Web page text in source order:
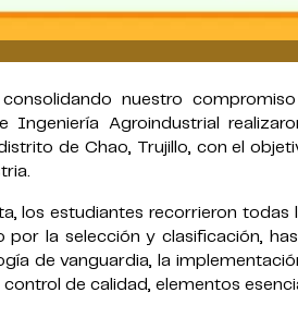
nuestro
Ingeniería Agroindustrial
de Chao, Trujillo, con el
los estudiantes recorrieron
por la selección y clasificación,
de vanguardia, la
de calidad, elementos